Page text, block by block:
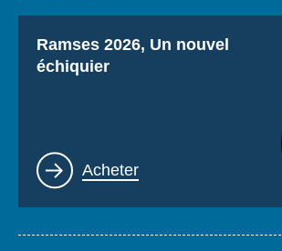
Titre
Ramses 2026, Un nouvel
échiquier
Lien
Acheter